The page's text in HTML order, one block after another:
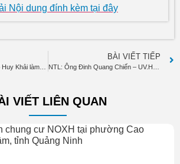
Nội dung đính kèm tại đây
BÀI VIẾT TIẾP
VIẾT LIÊN QUAN
chung cư NOXH tại phường Cao
tỉnh Quảng Ninh